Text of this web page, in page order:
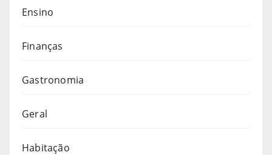
Ensino
Finanças
Gastronomia
Geral
Habitação